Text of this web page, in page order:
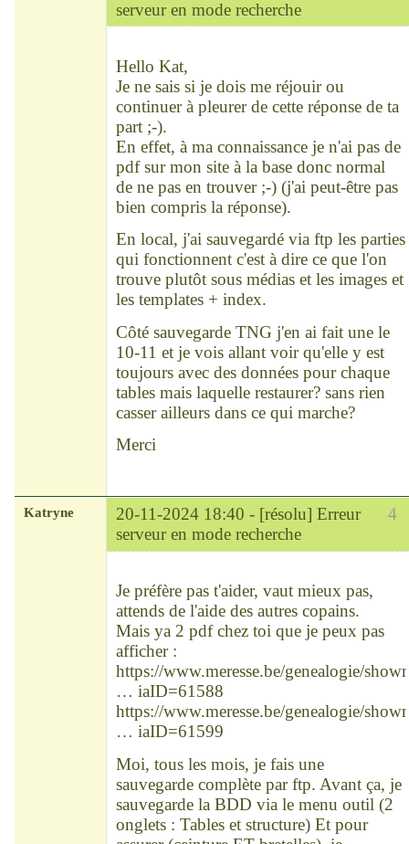
serveur en mode recherche
Hello Kat,
Je ne sais si je dois me réjouir ou
continuer à pleurer de cette réponse de ta
part ;-).
En effet, à ma connaissance je n'ai pas de
pdf sur mon site à la base donc normal
de ne pas en trouver ;-) (j'ai peut-être pas
bien compris la réponse).
En local, j'ai sauvegardé via ftp les parties
qui fonctionnent c'est à dire ce que l'on
trouve plutôt sous médias et les images et
les templates + index.
Côté sauvegarde TNG j'en ai fait une le
10-11 et je vois allant voir qu'elle y est
toujours avec des données pour chaque
tables mais laquelle restaurer? sans rien
casser ailleurs dans ce qui marche?
Merci
4
Katryne 20-11-2024 18:40 - [résolu] Erreur
serveur en mode recherche
Je préfère pas t'aider, vaut mieux pas,
attends de l'aide des autres copains.
Mais ya 2 pdf chez toi que je peux pas
afficher :
https://www.meresse.be/genealogie/
… iaID=61588
https://www.meresse.be/genealogie/
… iaID=61599
Moi, tous les mois, je fais une
sauvegarde complète par ftp. Avant ça, je
sauvegarde la BDD via le menu outil (2
onglets : Tables et structure) Et pour